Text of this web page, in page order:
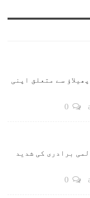
سے متعلق اپنی
برادری کی شدید